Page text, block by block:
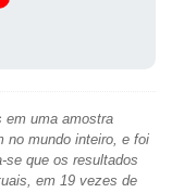
em uma amostra
no mundo inteiro, e foi
se que os resultados
em 19 vezes de